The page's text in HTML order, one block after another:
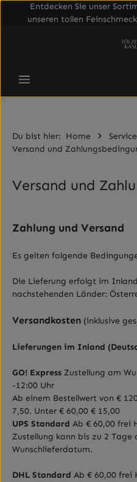
Entdecken Sie unser
unseren tollen
Du bist hier: Home
Versand und
Versand und
Zahlung und Versand
Es gelten folgende
Die Lieferung erfolgt im
nachstehenden Länder:
Versandkosten (inklusive
Lieferungen im Inland
GO! Express Zustellung am
-12:00 Uhr
Ab einem Bestellwert von €
7,50. Unter € 60,00 € 15,00
UPS Standard Ab € 60,00 frei
Zustellung kann bis zu 2
Wunschlieferdatum.
DHL Standard Ab € 60,00 frei